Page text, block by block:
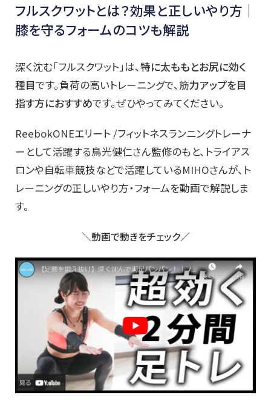
フルスクワットとは？効果と正しいやり方｜
膝を守るフォームのコツも解説
深く沈む「フルスクワット」は、特に太ももとお尻に効く
種目です。負荷の高いトレーニングで、筋力アップを目
指す方におすすめです。ぜひやってみてください。
ReebokONEエリート /フィットネスランニングトレーナ
ーとして活躍する鳥光健仁さん監修のもと、トライアス
ロンや自転車競技などで活躍しているMIHOさんが、ト
レーニングの正しいやり方・フォームを動画で解説しま
す。
＼動画で動きをチェック／